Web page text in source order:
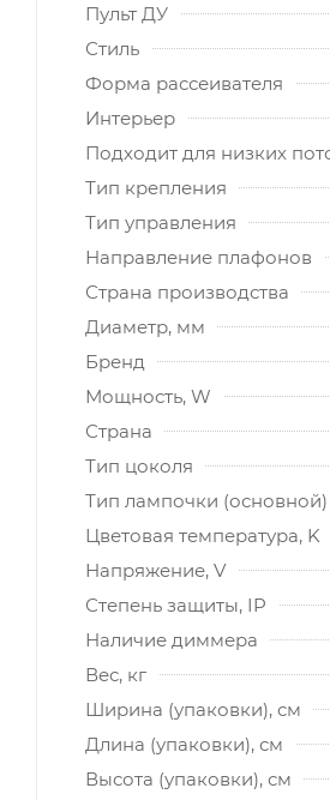
Пульт ДУ
Стиль
Форма рассеивателя
Интерьер
Подходит для низких
Тип крепления
Тип управления
Направление плафонов
Страна производства
Диаметр, мм
Бренд
Мощность, W
Страна
Тип цоколя
Тип лампочки (основной)
Цветовая температура, K
Напряжение, V
Степень защиты, IP
Наличие диммера
Вес, кг
Ширина (упаковки), см
Длина (упаковки), см
Высота (упаковки), см